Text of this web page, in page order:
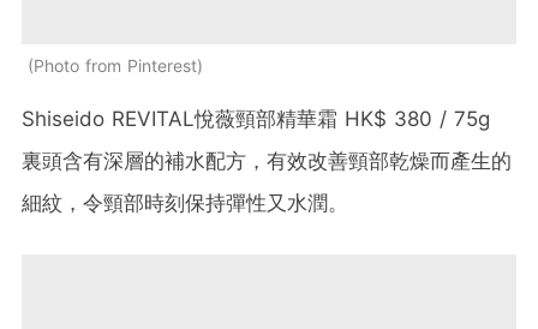
Photo from Pinterest
Shiseido REVITAL悅薇頸部精華霜 HK$ 380 / 75g
裏頭含有深層的補水配方，有效改善頸部乾燥而產生的
細紋，令頸部時刻保持彈性又水潤。